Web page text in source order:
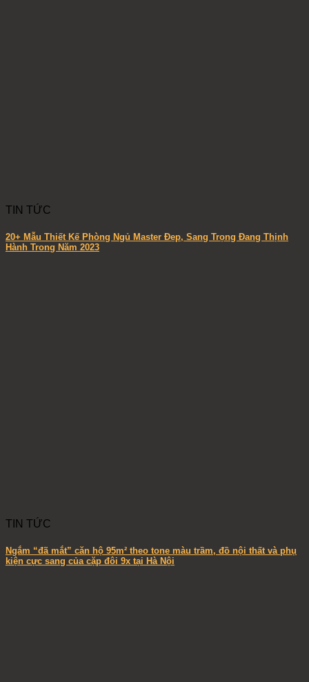
TIN TỨC
20+ Mẫu Thiết Kế Phòng Ngủ Master Đẹp, Sang Trọng Đang Thịnh
Hành Trong Năm 2023
TIN TỨC
Ngắm “đã mắt” căn hộ 95m² theo tone màu trầm, đồ nội thất và phụ
kiện cực sang của cặp đôi 9x tại Hà Nội